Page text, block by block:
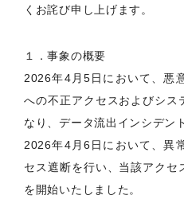
くお詫び申し上げます。
１．事象の概要
2026年4月5日において、悪
への不正アクセスおよびシス
なり、データ流出インシデン
2026年4月6日において、異
セス遮断を行い、当該アクセ
を開始いたしました。